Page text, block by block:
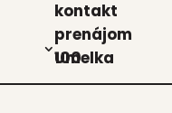
kon­takt
pre­ná­jom
Umel­ka 100